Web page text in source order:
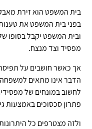
בית המשפט הוא זירת
בפני בית המשפט את
ובית המשפט יקבל בסופו
מפסיד וצד מנצח.
אך כאשר חושבים על תפיסת
הדבר אינו מתאים
לחשוב במונחים של
פתרון סכסוכים באמצעות
ולזה מצטרפים כל